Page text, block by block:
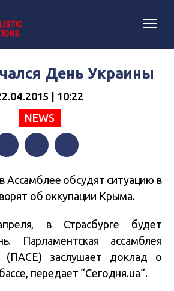
День Украины
| 10:22
NEWS
Ассамблее обсудят ситуацию в
об оккупации Крыма.
в Страсбурге будет
Парламентская ассамблея
(ПАСЕ) заслушает доклад о
передает “Сегодня.ua“.